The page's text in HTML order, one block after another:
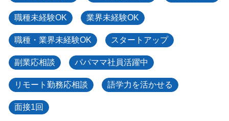
職種未経験OK 業界未経験OK
職種・業界未経験OK スタートアップ
副業応相談 パパママ社員活躍中
リモート勤務応相談 語学力を活かせる
面接1回